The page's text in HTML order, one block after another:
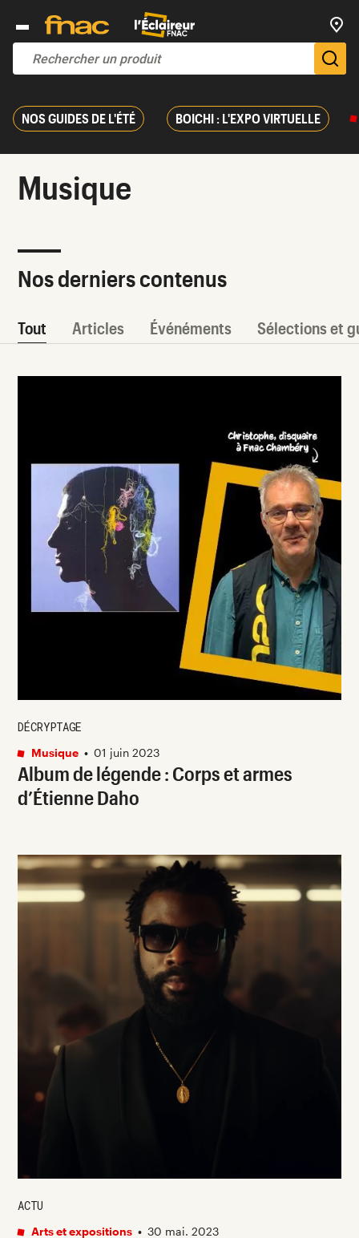
NOS GUIDES DE L'ÉTÉ BOICHI : L'EXPO VIRTUELLE
Musique
Nos derniers contenus
Tout Articles Événéments Sélections et
Album de légende : Corps et armes
d’Étienne Daho
DÉCRYPTAGE
Musique • 01 juin 2023
ACTU
Arts et expositions • 30 mai. 2023